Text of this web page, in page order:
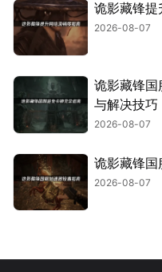
诡影藏锋提
2026-08-07
诡影藏锋国
与解决技巧
2026-08-07
诡影藏锋国
2026-08-07